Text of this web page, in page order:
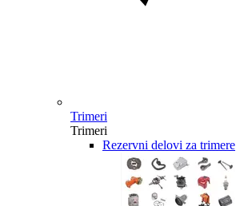
Trimeri
Trimeri
Rezervni delovi za trimere